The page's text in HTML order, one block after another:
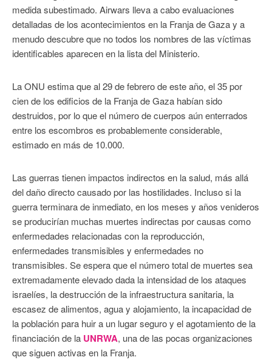
medida subestimado. Airwars lleva a cabo evaluaciones
detalladas de los acontecimientos en la Franja de Gaza y a
menudo descubre que no todos los nombres de las víctimas
identificables aparecen en la lista del Ministerio.
La ONU estima que al 29 de febrero de este año, el 35 por
cien de los edificios de la Franja de Gaza habían sido
destruidos, por lo que el número de cuerpos aún enterrados
entre los escombros es probablemente considerable,
estimado en más de 10.000.
Las guerras tienen impactos indirectos en la salud, más allá
del daño directo causado por las hostilidades. Incluso si la
guerra terminara de inmediato, en los meses y años venideros
se producirían muchas muertes indirectas por causas como
enfermedades relacionadas con la reproducción,
enfermedades transmisibles y enfermedades no
transmisibles. Se espera que el número total de muertes sea
extremadamente elevado dada la intensidad de los ataques
israelíes, la destrucción de la infraestructura sanitaria, la
escasez de alimentos, agua y alojamiento, la incapacidad de
la población para huir a un lugar seguro y el agotamiento de la
financiación de la UNRWA, una de las pocas organizaciones
que siguen activas en la Franja.